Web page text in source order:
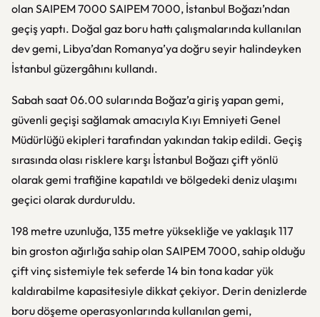
olan SAIPEM 7000 SAIPEM 7000, İstanbul Boğazı’ndan
geçiş yaptı. Doğal gaz boru hattı çalışmalarında kullanılan
dev gemi, Libya’dan Romanya’ya doğru seyir halindeyken
İstanbul güzergâhını kullandı.
Sabah saat 06.00 sularında Boğaz’a giriş yapan gemi,
güvenli geçişi sağlamak amacıyla Kıyı Emniyeti Genel
Müdürlüğü ekipleri tarafından yakından takip edildi. Geçiş
sırasında olası risklere karşı İstanbul Boğazı çift yönlü
olarak gemi trafiğine kapatıldı ve bölgedeki deniz ulaşımı
geçici olarak durduruldu.
198 metre uzunluğa, 135 metre yüksekliğe ve yaklaşık 117
bin groston ağırlığa sahip olan SAIPEM 7000, sahip olduğu
çift vinç sistemiyle tek seferde 14 bin tona kadar yük
kaldırabilme kapasitesiyle dikkat çekiyor. Derin denizlerde
boru döşeme operasyonlarında kullanılan gemi,